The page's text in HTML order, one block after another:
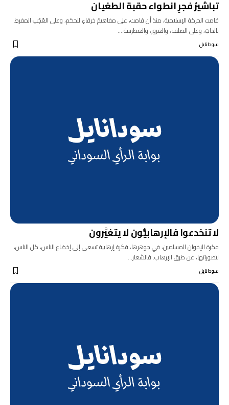
تباشيرُ فجرِ انطواءِ حقبةِ الطغيان
قامت الحركة الإسلامية، منذ أن قامت، على مفاهيمَ خرقاءٍ للحكم، وعلى العُجْبِ المفرطِ
بالذاتِ، وعلى الصلف، والغرور، والغطرسة.…
سودانايل
لا تنخدعوا فالإرهابيُّون لا يتغيَّرون
فكرة الإخوان المسلمين، في جوهرها، فكرة إرهابية تسعى إلى إخضاع الناس، كل الناس،
لتصوراتها، عن طرق الإرهاب. فالشعار…
سودانايل